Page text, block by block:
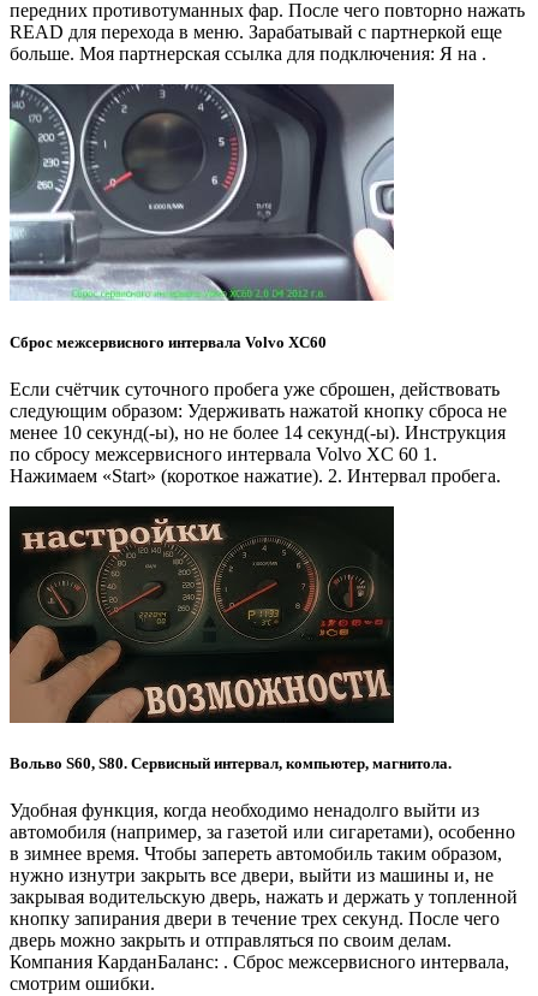
передних противотуманных фар. После чего повторно нажать
READ для перехода в меню. Зарабатывай с партнеркой еще
больше. Моя партнерская ссылка для подключения: Я на .
Сброс межсервисного интервала Volvo XC60
Если счётчик суточного пробега уже сброшен, действовать
следующим образом: Удерживать нажатой кнопку сброса не
менее 10 секунд(-ы), но не более 14 секунд(-ы). Инструкция
по сбросу межсервисного интервала Volvo XC 60 1.
Нажимаем «Start» (короткое нажатие). 2. Интервал пробега.
Вольво S60, S80. Сервисный интервал, компьютер, магнитола.
Удобная функция, когда необходимо ненадолго выйти из
автомобиля (например, за газетой или сигаретами), особенно
в зимнее время. Чтобы запереть автомобиль таким образом,
нужно изнутри закрыть все двери, выйти из машины и, не
закрывая водительскую дверь, нажать и держать у топленной
кнопку запирания двери в течение трех секунд. После чего
дверь можно закрыть и отправляться по своим делам.
Компания КарданБаланс: . Сброс межсервисного интервала,
смотрим ошибки.